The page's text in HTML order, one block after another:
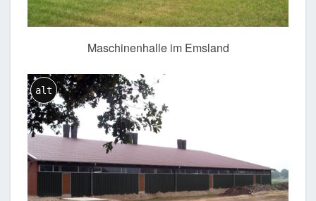
Maschinenhalle im Emsland
alt